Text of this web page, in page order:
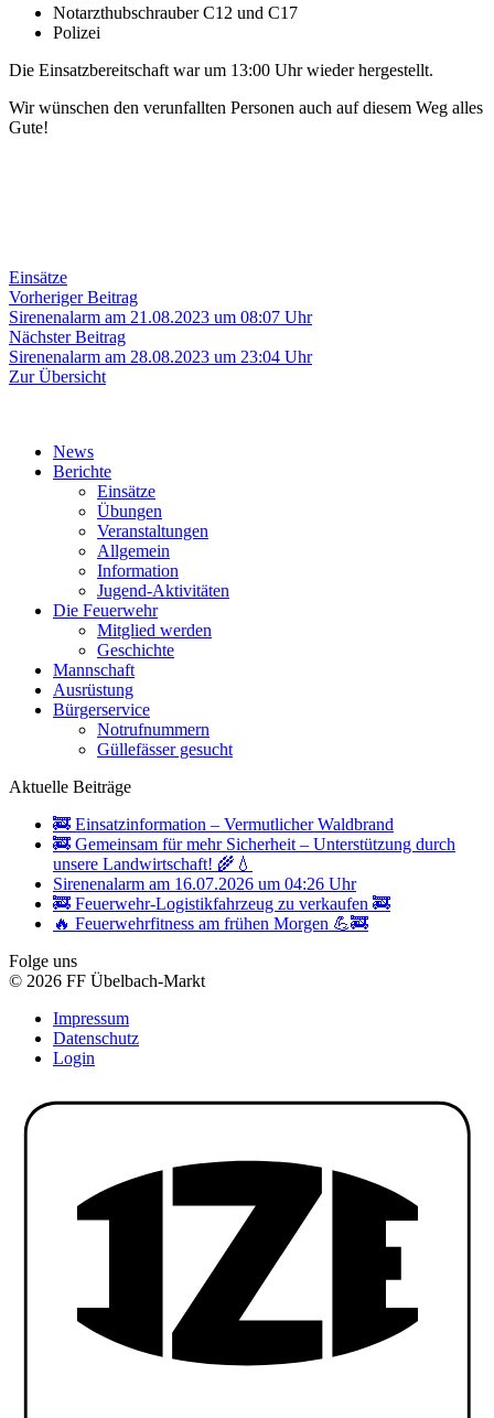
Notarzthubschrauber C12 und C17
Polizei
Die Einsatzbereitschaft war um 13:00 Uhr wieder hergestellt.
Wir wünschen den verunfallten Personen auch auf diesem Weg alles
Gute!
Einsätze
Beitragsnavigation
Vorheriger BeitragVorheriger
Beitrag:
Sirenenalarm am 21.08.2023 um 08:07 Uhr
Nächster BeitragNächster
Beitrag:
Sirenenalarm am 28.08.2023 um 23:04 Uhr
Zur Übersicht
News
Berichte
Einsätze
Übungen
Veranstaltungen
Allgemein
Information
Jugend-Aktivitäten
Die Feuerwehr
Mitglied werden
Geschichte
Mannschaft
Ausrüstung
Bürgerservice
Notrufnummern
Güllefässer gesucht
Aktuelle Beiträge
🚒 Einsatzinformation – Vermutlicher Waldbrand
🚒 Gemeinsam für mehr Sicherheit – Unterstützung durch
unsere Landwirtschaft! 🌾💧
Sirenenalarm am 16.07.2026 um 04:26 Uhr
🚒 Feuerwehr-Logistikfahrzeug zu verkaufen 🚒
🔥 Feuerwehrfitness am frühen Morgen 💪🚒
Folge uns
© 2026 FF Übelbach-Markt
Impressum
Datenschutz
Login